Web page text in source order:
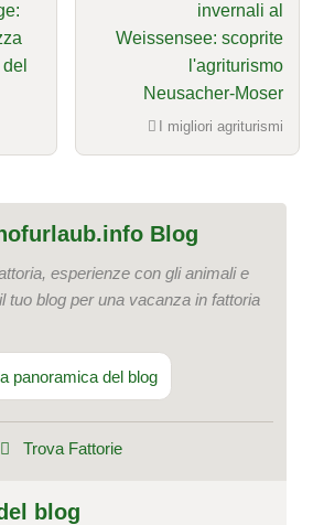
invernali al
Weissensee: scoprite
l'agriturismo
Neusacher-Moser
I migliori agriturismi
Blog
esperienze con gli animali e
tuo blog per una vacanza in fattoria
panoramica del blog
Trova Fattorie
blog